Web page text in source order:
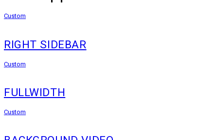
Custom
RIGHT SIDEBAR
Custom
FULLWIDTH
Custom